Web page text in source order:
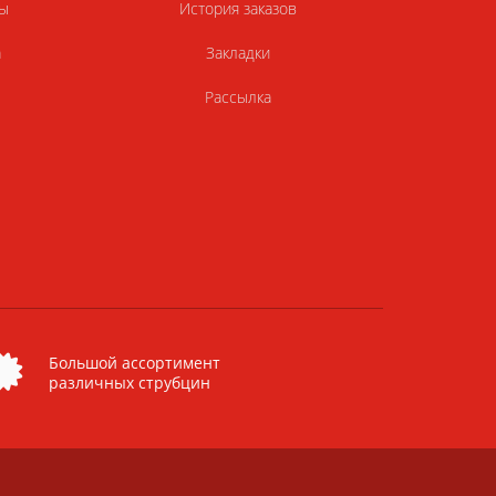
История заказов
Закладки
Рассылка
Большой ассортимент
различных струбцин